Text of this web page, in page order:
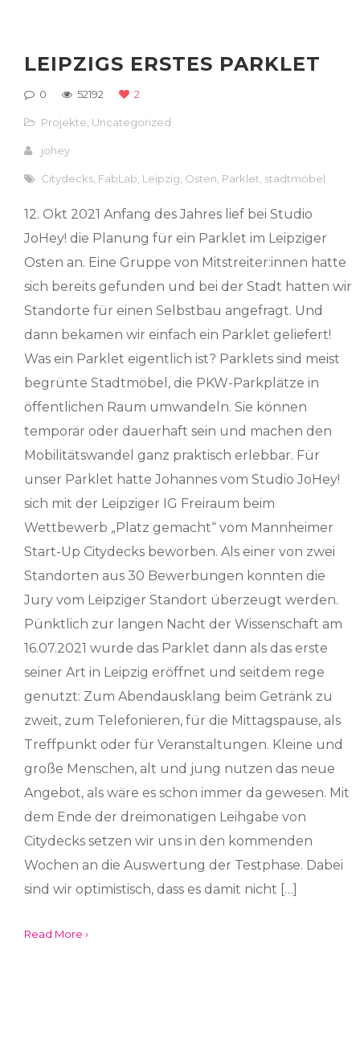
LEIPZIGS ERSTES PARKLET
0 52192 2
Projekte Uncategorized
johey
Citydecks FabLab Leipzig Osten Parklet stadtmöbel
12. Okt 2021 Anfang des Jahres lief bei Studio
JoHey! die Planung für ein Parklet im Leipziger
Osten an. Eine Gruppe von Mitstreiter:innen hatte
sich bereits gefunden und bei der Stadt hatten wir
Standorte für einen Selbstbau angefragt. Und
dann bekamen wir einfach ein Parklet geliefert!
Was ein Parklet eigentlich ist? Parklets sind meist
begrünte Stadtmöbel, die PKW-Parkplätze in
öffentlichen Raum umwandeln. Sie können
temporär oder dauerhaft sein und machen den
Mobilitätswandel ganz praktisch erlebbar. Für
unser Parklet hatte Johannes vom Studio JoHey!
sich mit der Leipziger IG Freiraum beim
Wettbewerb „Platz gemacht“ vom Mannheimer
Start-Up Citydecks beworben. Als einer von zwei
Standorten aus 30 Bewerbungen konnten die
Jury vom Leipziger Standort überzeugt werden.
Pünktlich zur langen Nacht der Wissenschaft am
16.07.2021 wurde das Parklet dann als das erste
seiner Art in Leipzig eröffnet und seitdem rege
genutzt: Zum Abendausklang beim Getränk zu
zweit, zum Telefonieren, für die Mittagspause, als
Treffpunkt oder für Veranstaltungen. Kleine und
große Menschen, alt und jung nutzen das neue
Angebot, als wäre es schon immer da gewesen. Mit
dem Ende der dreimonatigen Leihgabe von
Citydecks setzen wir uns in den kommenden
Wochen an die Auswertung der Testphase. Dabei
sind wir optimistisch, dass es damit nicht […]
Read More ›